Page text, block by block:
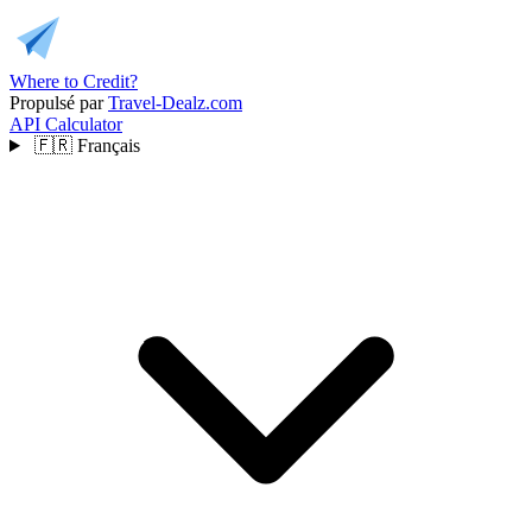
Where to Credit?
Propulsé par Travel-Dealz.com
API Calculator
🇫🇷 Français